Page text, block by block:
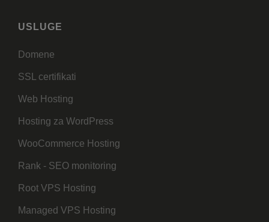
USLUGE
Domene
SSL certifikati
Web Hosting
Hosting za WordPress
WooCommerce Hosting
Rank - SEO monitoring
Root VPS Hosting
Managed VPS Hosting